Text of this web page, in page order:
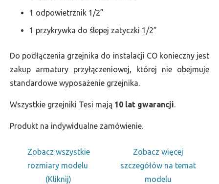
1 odpowietrznik 1/2”
1 przykrywka do ślepej zatyczki 1/2”
Do podłączenia grzejnika do instalacji CO konieczny jest
zakup armatury przyłączeniowej, której nie obejmuje
standardowe wyposażenie grzejnika.
Wszystkie grzejniki Tesi mają 10 lat gwarancji.
Produkt na indywidualne zamówienie.
Zobacz wszystkie
rozmiary modelu
(Kliknij)
Zobacz więcej
szczegółów na temat
modelu